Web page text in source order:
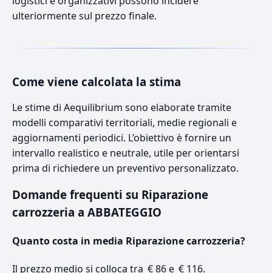
ulteriormente sul prezzo finale.
Come viene calcolata la stima
Le stime di Aequilibrium sono elaborate tramite
modelli comparativi territoriali, medie regionali e
aggiornamenti periodici. L’obiettivo è fornire un
intervallo realistico e neutrale, utile per orientarsi
prima di richiedere un preventivo personalizzato.
Domande frequenti su Riparazione
carrozzeria a ABBATEGGIO
Quanto costa in media Riparazione carrozzeria?
Il prezzo medio si colloca tra € 86 e € 116.